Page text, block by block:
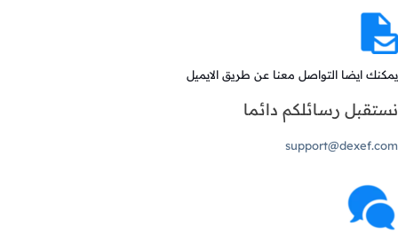
يمكنك ايضا التواصل معنا عن طريق الايميل
نستقبل رسائلكم دائما
support@dexef.com